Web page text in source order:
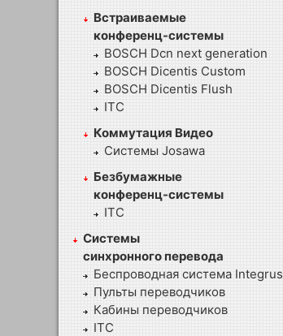
Встраиваемые
конференц-системы
BOSCH Dcn next generation
BOSCH Dicentis Custom
BOSCH Dicentis Flush
ITC
Коммутация Видео
Системы Josawa
Безбумажные
конференц-системы
ITC
Системы
синхронного перевода
Беспроводная система Integrus
Пульты переводчиков
Кабины переводчиков
ITC